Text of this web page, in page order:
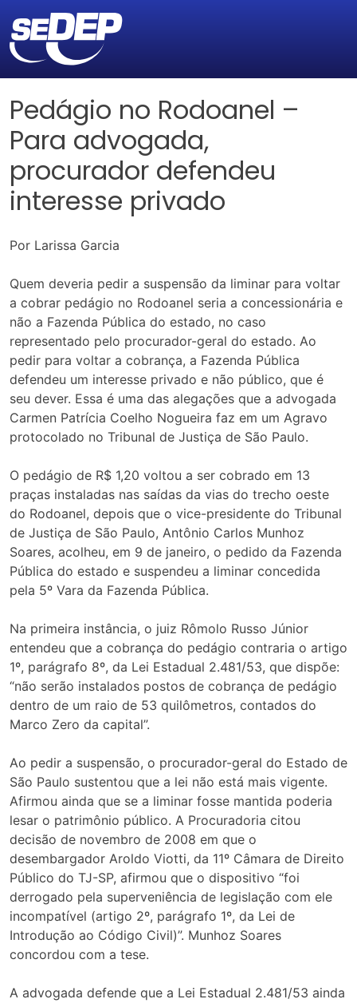
Pedágio no Rodoanel –
Para advogada,
procurador defendeu
interesse privado
Por Larissa Garcia
Quem deveria pedir a suspensão da liminar para voltar
a cobrar pedágio no Rodoanel seria a concessionária e
não a Fazenda Pública do estado, no caso
representado pelo procurador-geral do estado. Ao
pedir para voltar a cobrança, a Fazenda Pública
defendeu um interesse privado e não público, que é
seu dever. Essa é uma das alegações que a advogada
Carmen Patrícia Coelho Nogueira faz em um Agravo
protocolado no Tribunal de Justiça de São Paulo.
O pedágio de R$ 1,20 voltou a ser cobrado em 13
praças instaladas nas saídas da vias do trecho oeste
do Rodoanel, depois que o vice-presidente do Tribunal
de Justiça de São Paulo, Antônio Carlos Munhoz
Soares, acolheu, em 9 de janeiro, o pedido da Fazenda
Pública do estado e suspendeu a liminar concedida
pela 5º Vara da Fazenda Pública.
Na primeira instância, o juiz Rômolo Russo Júnior
entendeu que a cobrança do pedágio contraria o artigo
1º, parágrafo 8º, da Lei Estadual 2.481/53, que dispõe:
“não serão instalados postos de cobrança de pedágio
dentro de um raio de 53 quilômetros, contados do
Marco Zero da capital”.
Ao pedir a suspensão, o procurador-geral do Estado de
São Paulo sustentou que a lei não está mais vigente.
Afirmou ainda que se a liminar fosse mantida poderia
lesar o patrimônio público. A Procuradoria citou
decisão de novembro de 2008 em que o
desembargador Aroldo Viotti, da 11º Câmara de Direito
Público do TJ-SP, afirmou que o dispositivo “foi
derrogado pela superveniência de legislação com ele
incompatível (artigo 2º, parágrafo 1º, da Lei de
Introdução ao Código Civil)”. Munhoz Soares
concordou com a tese.
A advogada defende que a Lei Estadual 2.481/53 ainda